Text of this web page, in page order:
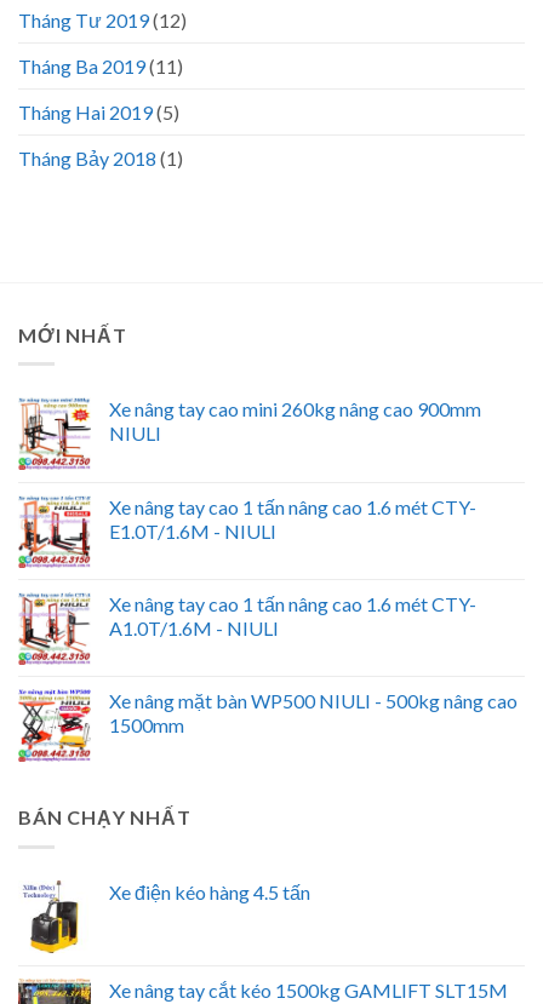
Tháng Tư 2019(12)
Tháng Ba 2019(11)
Tháng Hai 2019(5)
Tháng Bảy 2018 (1)
MỚI NHẤT
Xe nâng tay cao mini 260kg nâng cao 900mm
NIULI
Xe nâng tay cao 1 tấn nâng cao 1.6 mét CTY-
E1.0T/1.6M - NIULI
Xe nâng tay cao 1 tấn nâng cao 1.6 mét CTY-
A1.0T/1.6M - NIULI
Xe nâng mặt bàn WP500 NIULI - 500kg nâng cao
1500mm
BÁN CHẠY NHẤT
Xe điện kéo hàng 4.5 tấn
Xe nâng tay cắt kéo 1500kg GAMLIFT SLT15M